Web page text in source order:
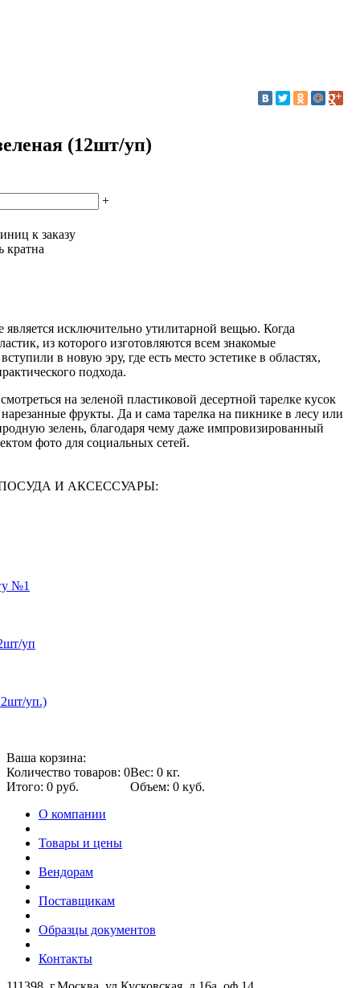
(12шт/уп)
+
к заказу
кратна
является исключительно утилитарной вещью. Когда
из которого изготовляются всем знакомые
в новую эру, где есть место эстетике в областях,
подхода.
на зеленой пластиковой десертной тарелке кусок
фрукты. Да и сама тарелка на пикнике в лесу или
зелень, благодаря чему даже импровизированный
фото для социальных сетей.
ПОСУДА И АКСЕССУАРЫ:
№1
уп
уп.)
Ваша корзина:
Количество товаров: 0Вес: 0 кг.
Итого: 0 руб.
Объем: 0 куб.
О компании
Товары и цены
Вендорам
Поставщикам
Образцы документов
Контакты